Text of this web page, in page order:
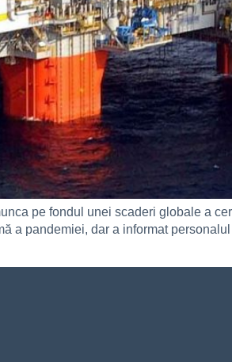
pe fondul unei scaderi globale a
a pandemiei, dar a informat